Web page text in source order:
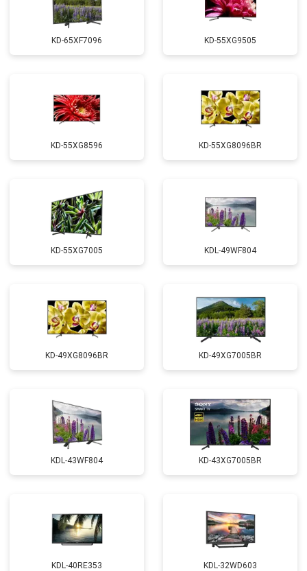
KD-65XF7096 KD-55XG9505
KD-55XG8596 KD-55XG8096BR
KD-55XG7005 KDL-49WF804
KD-49XG8096BR KD-49XG7005BR
KDL-43WF804 KD-43XG7005BR
KDL-40RE353 KDL-32WD603